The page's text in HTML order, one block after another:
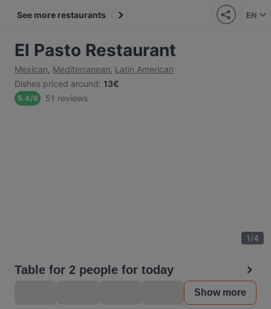
See more restaurants EN
El Pasto Restaurant
Mexican, Mediterranean, Latin American
Dishes priced around: 13€
5.4/6 51 reviews
1/4
Table for 2 people for today
Show more